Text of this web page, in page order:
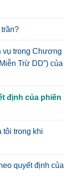
vụ trong Chương
Trừ DD”) của
định của phiên
tôi trong khi
quyết định của